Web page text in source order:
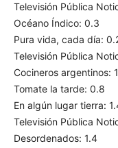
Televisión Pública
Océano Índico: 0.3
Pura vida, cada día:
Televisión Pública
Cocineros argentinos:
Tomate la tarde: 0.8
En algún lugar tierra:
Televisión Pública
Desordenados: 1.4